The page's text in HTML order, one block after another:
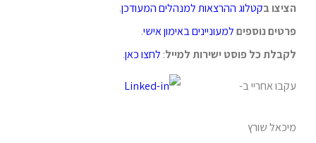
הציצו בקטלוג ההרצאות למנהלים המעודכן.
פרטים נוספיםלמעונייניםבאימון אישי.
לקבלת כל פוסט ישירות למייל: לחצו כאן.
עקבו אחריי ב-
מיכאל שורץ